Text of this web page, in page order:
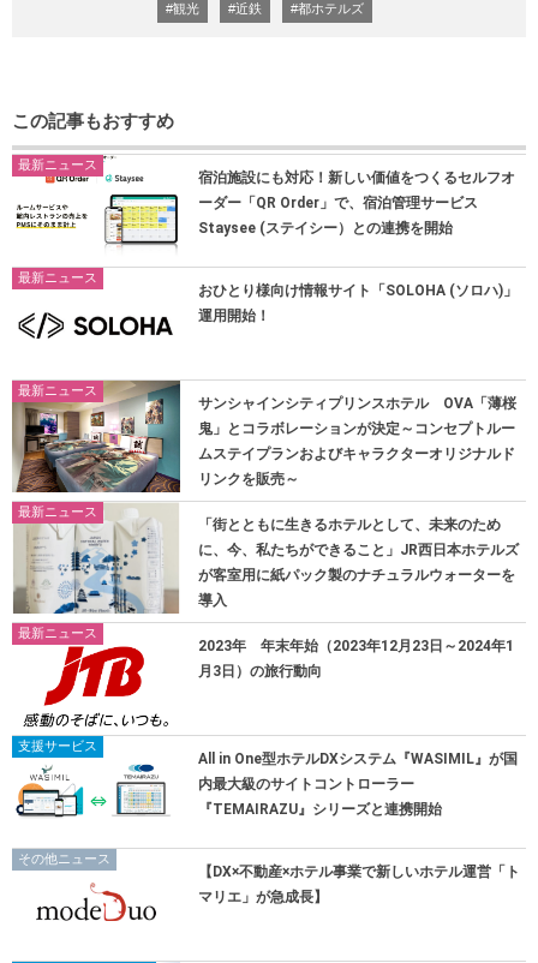
#観光 #近鉄 #都ホテルズ
この記事もおすすめ
最新ニュース
宿泊施設にも対応！新しい価値をつくるセルフオ
ーダー「QR Order」で、宿泊管理サービス
Staysee (ステイシー）との連携を開始
最新ニュース
おひとり様向け情報サイト「SOLOHA (ソロハ)」
運用開始！
最新ニュース
サンシャインシティプリンスホテル OVA「薄桜
鬼」とコラボレーションが決定～コンセプトルー
ムステイプランおよびキャラクターオリジナルド
リンクを販売～
最新ニュース
「街とともに生きるホテルとして、未来のため
に、今、私たちができること」JR西日本ホテルズ
が客室用に紙パック製のナチュラルウォーターを
導入
最新ニュース
2023年 年末年始（2023年12月23日～2024年1
月3日）の旅行動向
支援サービス
All in One型ホテルDXシステム『WASIMIL』が国
内最大級のサイトコントローラー
『TEMAIRAZU』シリーズと連携開始
その他ニュース
【DX×不動産×ホテル事業で新しいホテル運営「ト
マリエ」が急成長】